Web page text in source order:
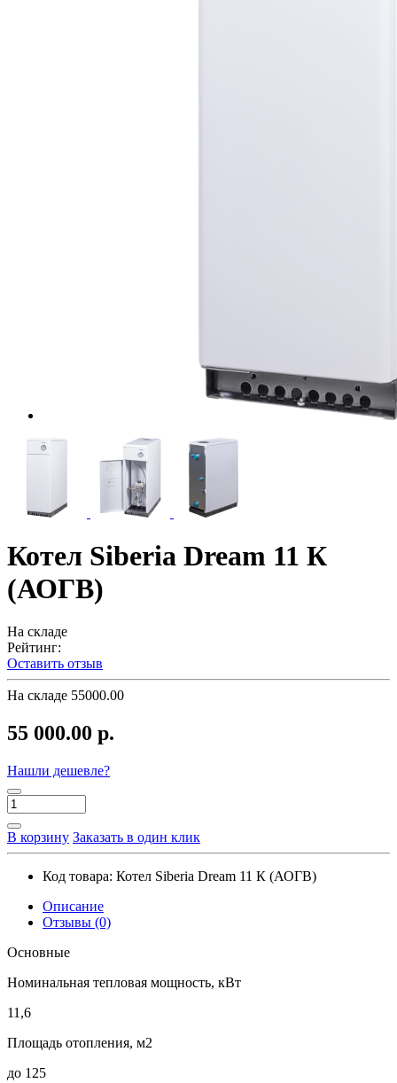
Котел Siberia Dream 11 К
(АОГВ)
На складе
Рейтинг:
Оставить отзыв
На складе 55000.00
55 000.00 р.
Нашли дешевле?
В корзину Заказать в один клик
Код товара: Котел Siberia Dream 11 К (АОГВ)
Описание
Отзывы (0)
Основные
Номинальная тепловая мощность, кВт
11,6
Площадь отопления, м2
до 125